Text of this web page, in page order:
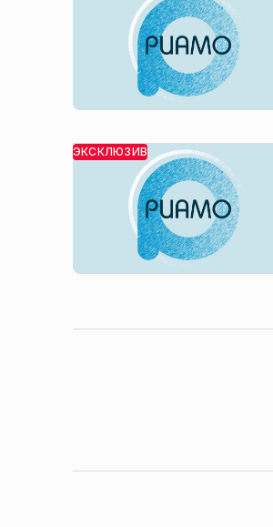
ЭКСКЛЮЗИВ